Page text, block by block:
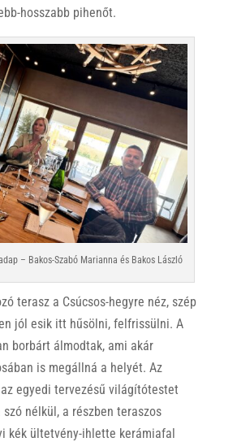
hosszabb pihenőt.
– Bakos-Szabó Marianna és Bakos László
terasz a Csúcsos-hegyre néz, szép
jól esik itt hűsölni, felfrissülni. A
borbárt álmodtak, ami akár
is megállná a helyét. Az
egyedi tervezésű világítótestet
nélkül, a részben teraszos
kék ültetvény-ihlette kerámiafal